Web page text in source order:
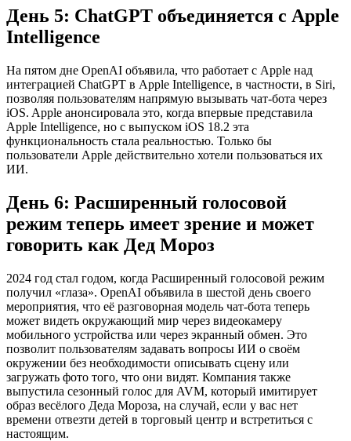
День 5: ChatGPT объединяется с Apple
Intelligence
На пятом дне OpenAI объявила, что работает с Apple над
интеграцией ChatGPT в Apple Intelligence, в частности, в Siri,
позволяя пользователям напрямую вызывать чат-бота через
iOS. Apple анонсировала это, когда впервые представила
Apple Intelligence, но с выпуском iOS 18.2 эта
функциональность стала реальностью. Только бы
пользователи Apple действительно хотели пользоваться их
ИИ.
День 6: Расширенный голосовой
режим теперь имеет зрение и может
говорить как Дед Мороз
2024 год стал годом, когда Расширенный голосовой режим
получил «глаза». OpenAI объявила в шестой день своего
мероприятия, что её разговорная модель чат-бота теперь
может видеть окружающий мир через видеокамеру
мобильного устройства или через экранный обмен. Это
позволит пользователям задавать вопросы ИИ о своём
окружении без необходимости описывать сцену или
загружать фото того, что они видят. Компания также
выпустила сезонный голос для AVM, который имитирует
образ весёлого Деда Мороза, на случай, если у вас нет
времени отвезти детей в торговый центр и встретиться с
настоящим.